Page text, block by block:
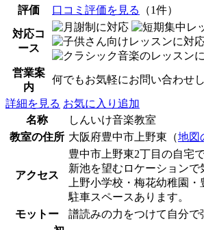
評価 口コミ評価を見る （1件）
対応コ
ース
営業案
内
何でもお気軽にお問い合わせ
詳細を見る お気に入り追加
名称
しんいけ音楽教室
教室の住所 大阪府豊中市上野東（地図
アクセス
豊中市上野東2丁目の自宅で
新池を望むロケーションで
上野小学校・梅花幼稚園
駐車スペースあります。
モットー
譜読みの力をつけて自分で